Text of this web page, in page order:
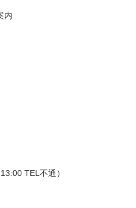
内
TEL不通）